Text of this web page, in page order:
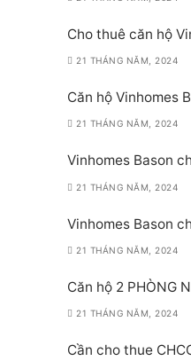
Cho thuê căn hộ
21 THÁNG NĂM, 2024
Căn hộ Vinhomes
21 THÁNG NĂM, 2024
Vinhomes Bason
21 THÁNG NĂM, 2024
Vinhomes Bason
21 THÁNG NĂM, 2024
Căn hộ 2 PHÒNG
21 THÁNG NĂM, 2024
Cần cho thue